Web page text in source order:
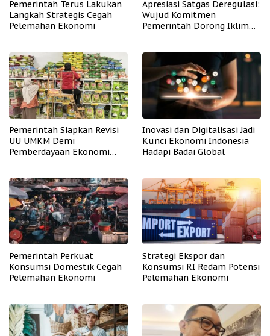
Pemerintah Terus Lakukan
Langkah Strategis Cegah
Pelemahan Ekonomi
Apresiasi Satgas Deregulasi:
Wujud Komitmen
Pemerintah Dorong Iklim
Pemerintah Siapkan Revisi
UU UMKM Demi
Pemberdayaan Ekonomi
Inovasi dan Digitalisasi Jadi
Kunci Ekonomi Indonesia
Hadapi Badai Global
Pemerintah Perkuat
Konsumsi Domestik Cegah
Pelemahan Ekonomi
Strategi Ekspor dan
Konsumsi RI Redam Potensi
Pelemahan Ekonomi